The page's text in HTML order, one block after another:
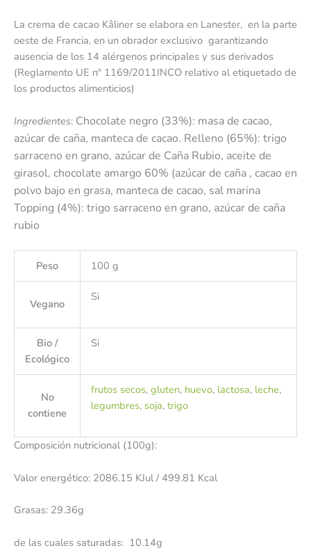
La crema de cacao Kâliner se elabora en Lanester, en la parte
oeste de Francia, en un obrador exclusivo garantizando
ausencia de los 14 alérgenos principales y sus derivados
(Reglamento UE nº 1169/2011INCO relativo al etiquetado de
los productos alimenticios)
Ingredientes: Chocolate negro (33%): masa de cacao,
azúcar de caña, manteca de cacao. Relleno (65%): trigo
sarraceno en grano, azúcar de Caña Rubio, aceite de
girasol, chocolate amargo 60% (azúcar de caña , cacao en
polvo bajo en grasa, manteca de cacao, sal marina
Topping (4%): trigo sarraceno en grano, azúcar de caña
rubio
Peso 100 g
Vegano
Si
Bio /
Ecológico
Si
No
contiene
frutos secos, gluten, huevo, lactosa, leche,
legumbres, soja, trigo
Composición nutricional (100g):
Valor energético: 2086.15 KJul / 499.81 Kcal
Grasas: 29.36g
de las cuales saturadas: 10.14g